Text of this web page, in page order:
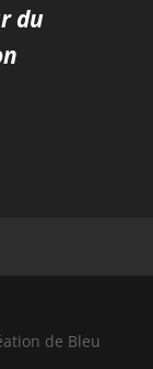
du
de Bleu